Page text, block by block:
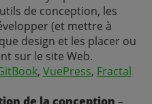
de conception, les
(et mettre à
design et les placer ou
sur le site Web.
, VuePress, Fractal